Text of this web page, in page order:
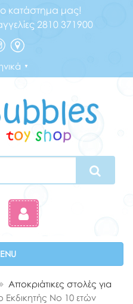
κατάστημα μας!
2810 371900
▼
Toggle navigation
Αποκριάτικες στολές για
Νο 10 ετών